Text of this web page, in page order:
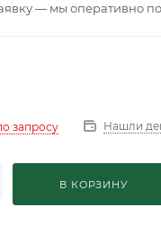
— мы оперативно
запросу Нашли
В КОРЗИНУ